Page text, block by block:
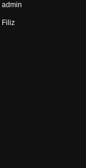
admin
Filiz